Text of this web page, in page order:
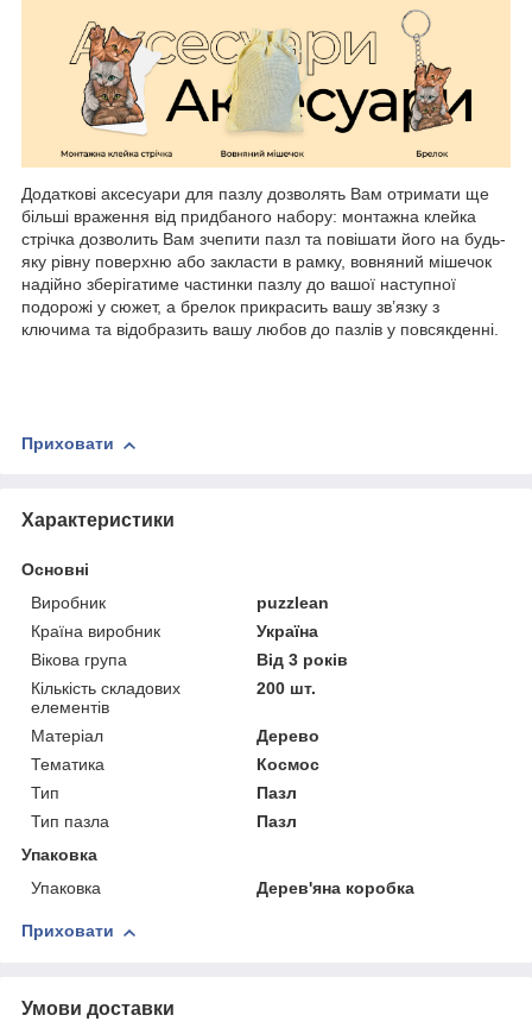
Додаткові аксесуари для пазлу дозволять Вам отримати ще
більші враження від придбаного набору: монтажна клейка
стрічка дозволить Вам зчепити пазл та повішати його на будь-
яку рівну поверхню або закласти в рамку, вовняний мішечок
надійно зберігатиме частинки пазлу до вашої наступної
подорожі у сюжет, а брелок прикрасить вашу зв’язку з
ключима та відобразить вашу любов до пазлів у повсякденні.
Приховати
Характеристики
Основні
Виробник
puzzlean
Країна виробник
Україна
Вікова група
Від 3 років
Кількість складових
елементів
200 шт.
Матеріал
Дерево
Тематика
Космос
Тип
Пазл
Тип пазла
Пазл
Упаковка
Упаковка
Дерев'яна коробка
Приховати
Умови доставки